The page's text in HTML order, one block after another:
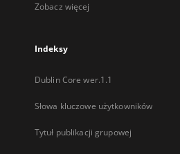
Zobacz więcej
Indeksy
Dublin Core wer.1.1
Słowa kluczowe użytkowników
Tytuł publikacji grupowej